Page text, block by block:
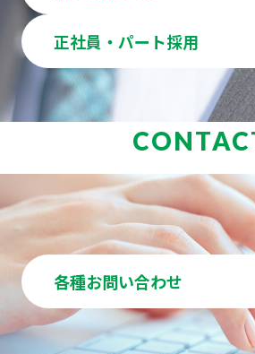
正社員・パート採用
各種お問い合わせ